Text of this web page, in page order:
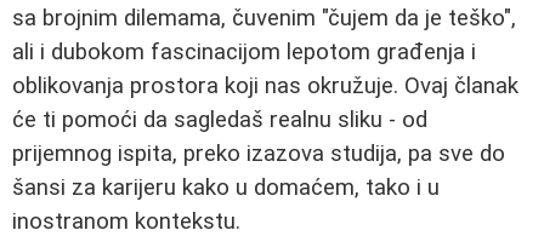
sa brojnim dilemama, čuvenim "čujem da je teško",
ali i dubokom fascinacijom lepotom građenja i
oblikovanja prostora koji nas okružuje. Ovaj članak
će ti pomoći da sagledaš realnu sliku - od
prijemnog ispita, preko izazova studija, pa sve do
šansi za karijeru kako u domaćem, tako i u
inostranom kontekstu.